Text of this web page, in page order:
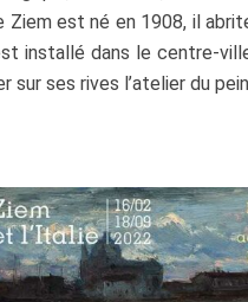
Ziem est né en 1908, il
installé dans le centre-
sur ses rives l’atelier du